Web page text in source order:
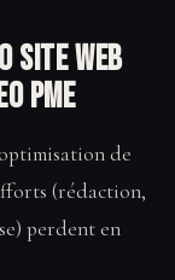
site web
PME
de
(rédaction,
perdent en